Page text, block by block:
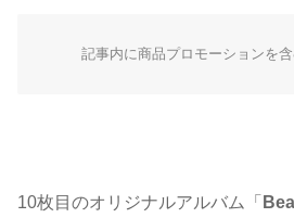
記事内に商品プロモーションを
10枚目のオリジナルアルバム「